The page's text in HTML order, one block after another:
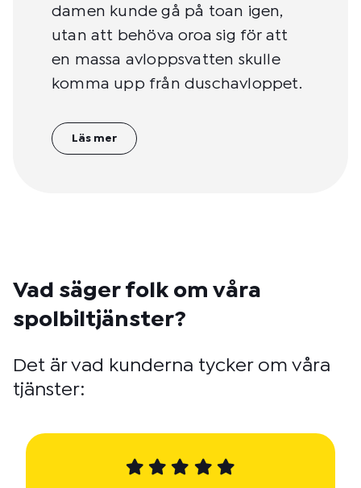
damen kunde gå på toan igen,
utan att behöva oroa sig för att
en massa avloppsvatten skulle
komma upp från duschavloppet.
Läs mer
Vad säger folk om våra
spolbiltjänster?
Det är vad kunderna tycker om våra
tjänster: